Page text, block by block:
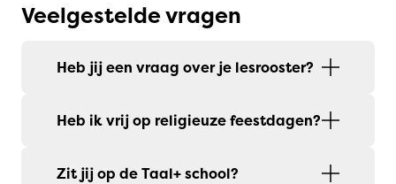
Veelgestelde vragen
Heb jij een vraag over je lesrooster?
Heb ik vrij op religieuze feestdagen?
Zit jij op de Taal+ school?